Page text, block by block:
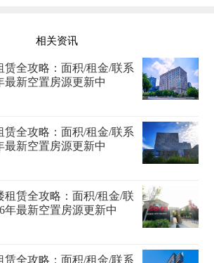
相关资讯
赁全攻略：面积/租金/联系
最新空置房源更新中
赁全攻略：面积/租金/联系
最新空置房源更新中
租赁全攻略：面积/租金/联
年最新空置房源更新中
赁全攻略：面积/租金/联系